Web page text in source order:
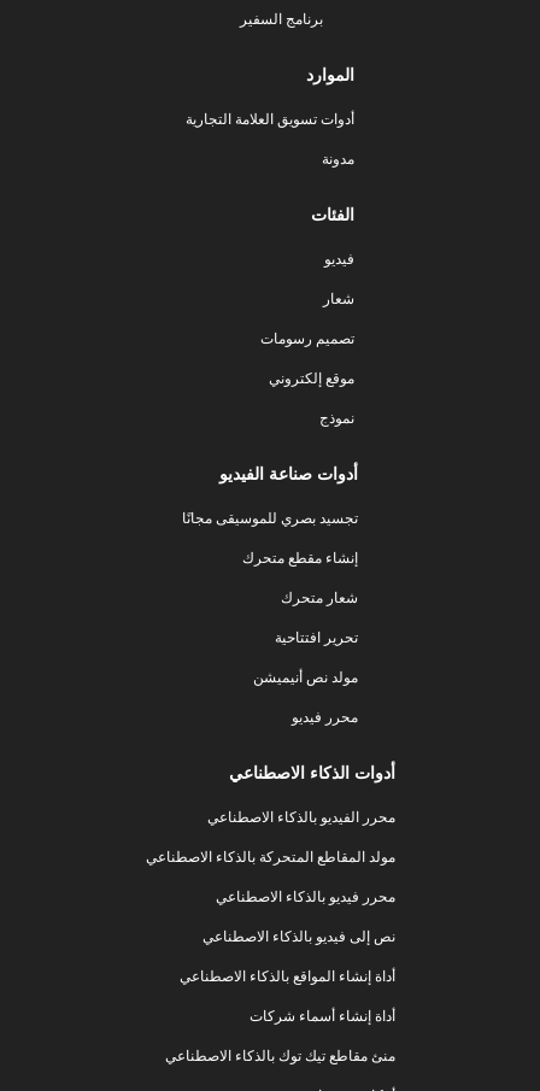
برنامج السفير
الموارد
أدوات تسويق العلامة التجارية
مدونة
الفئات
فيديو
شعار
تصميم رسومات
موقع إلكتروني
نموذج
أدوات صناعة الفيديو
تجسيد بصري للموسيقى مجانًا
إنشاء مقطع متحرك
شعار متحرك
تحرير افتتاحية
مولد نص أنيميشن
محرر فيديو
أدوات الذكاء الاصطناعي
محرر الفيديو بالذكاء الاصطناعي
مولد المقاطع المتحركة بالذكاء الاصطناعي
محرر فيديو بالذكاء الاصطناعي
نص إلى فيديو بالذكاء الاصطناعي
أداة إنشاء المواقع بالذكاء الاصطناعي
أداة إنشاء أسماء شركات
منئ مقاطع تيك توك بالذكاء الاصطناعي